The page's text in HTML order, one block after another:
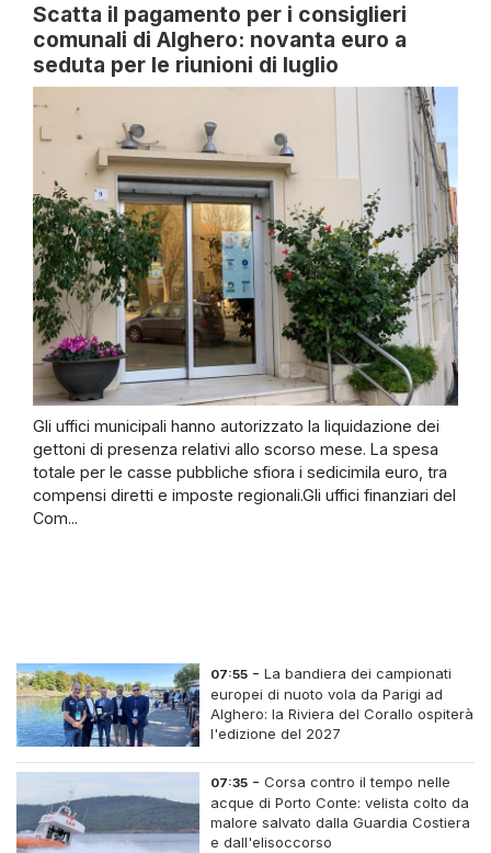
Scatta il pagamento per i consiglieri
comunali di Alghero: novanta euro a
seduta per le riunioni di luglio
Gli uffici municipali hanno autorizzato la liquidazione dei
gettoni di presenza relativi allo scorso mese. La spesa
totale per le casse pubbliche sfiora i sedicimila euro, tra
compensi diretti e imposte regionali.Gli uffici finanziari del
Com...
07:55 -La bandiera dei campionati
europei di nuoto vola da Parigi ad
Alghero: la Riviera del Corallo ospiterà
l'edizione del 2027
07:35 -Corsa contro il tempo nelle
acque di Porto Conte: velista colto da
malore salvato dalla Guardia Costiera
e dall'elisoccorso